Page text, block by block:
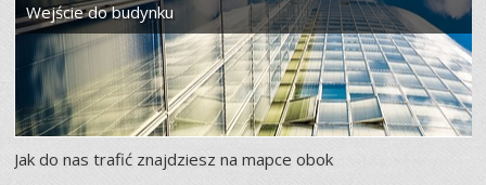
Wejście do budynku
Jak do nas trafić znajdziesz na mapce obok